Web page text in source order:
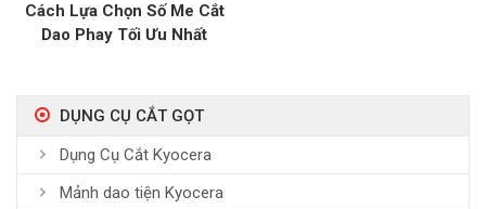
Cách Lựa Chọn Số Me Cắt
Dao Phay Tối Ưu Nhất
DỤNG CỤ CẮT GỌT
Dụng Cụ Cắt Kyocera
Mảnh dao tiện Kyocera